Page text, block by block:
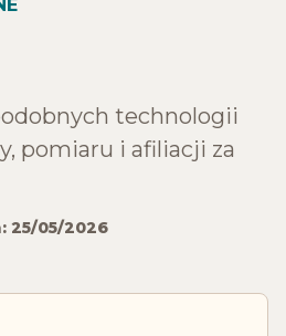
technologii
pomiaru i afiliacji za
25/05/2026